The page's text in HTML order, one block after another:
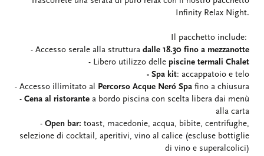
Infinity Relax Night.
Il pacchetto include:
- Accesso serale alla struttura dalle 18.30 fino a mezzanotte
- Libero utilizzo delle piscine termali Chalet
- Spa kit: accappatoio e telo
- Accesso illimitato al Percorso Acque Neró Spa fino a chiusura
- Cena al ristorante a bordo piscina con scelta libera dai menù
alla carta
- Open bar: toast, macedonie, acqua, bibite, centrifughe,
selezione di cocktail, aperitivi, vino al calice (escluse bottiglie
di vino e superalcolici)